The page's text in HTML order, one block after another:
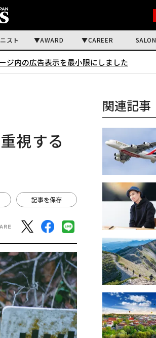
スト AWARD CAREER SALON
ジ内の広告表示を最小限にしました
視する
記事を保存
関連記事